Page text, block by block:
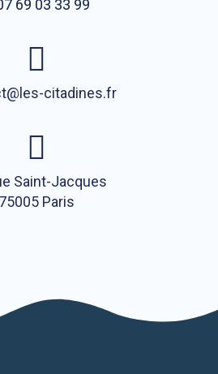
69 03 33 99
citadines.fr
Saint-Jacques
75005 Paris